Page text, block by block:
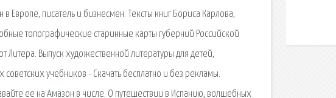
писатель и бизнесмен. Тексты книг Бориса Карлова,
топографические старинные карты губерний Российской
Литера. Выпуск художественной литературы для детей,
учебников - Скачать бесплатно и без рекламы.
ее на Амазон в числе. О путешествии в Испанию, волшебных